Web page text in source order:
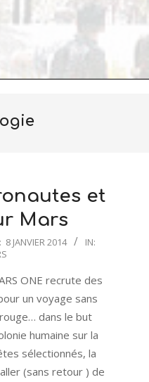
et
Mars
8 JANVIER 2014
IN:
ONE recrute des
un voyage sans
dans le but
humaine sur la
sélectionnés, la
(sans retour ) de